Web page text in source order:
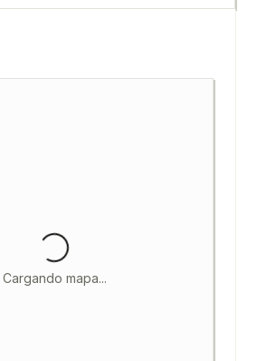
Cargando mapa...